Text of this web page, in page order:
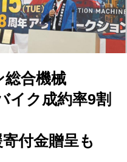
総合機械
イク成約率9割
付金贈呈も